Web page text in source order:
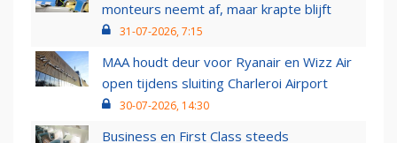
monteurs neemt af, maar krapte blijft
31-07-2026, 7:15
MAA houdt deur voor Ryanair en Wizz Air
open tijdens sluiting Charleroi Airport
30-07-2026, 14:30
Business en First Class steeds